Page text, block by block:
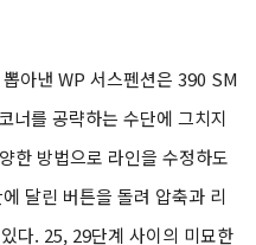
아낸 WP 서스펜션은 390 SM
너를 공략하는 수단에 그치지
한 방법으로 라인을 수정하도
달린 버튼을 돌려 압축과 리
다. 25, 29단계 사이의 미묘한